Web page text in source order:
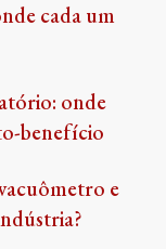
cada um
onde
benefício
e